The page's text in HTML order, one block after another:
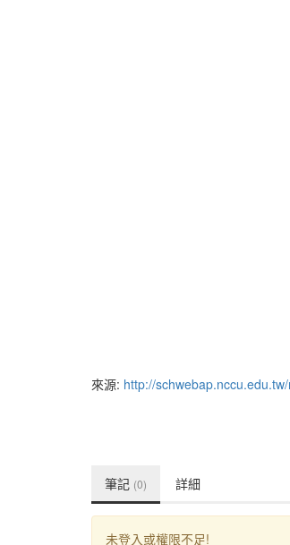
來源: http://
筆記 (0) 詳細
未登入或權限不足!